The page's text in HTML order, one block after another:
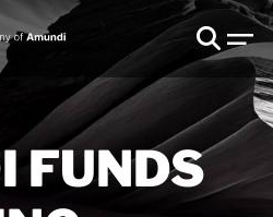
FUNDS